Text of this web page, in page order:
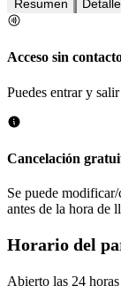
Resumen
Acceso sin
Puedes entrar y
Cancelación
Se puede modificar/
antes de la hora de
Horario del
Abierto las 24